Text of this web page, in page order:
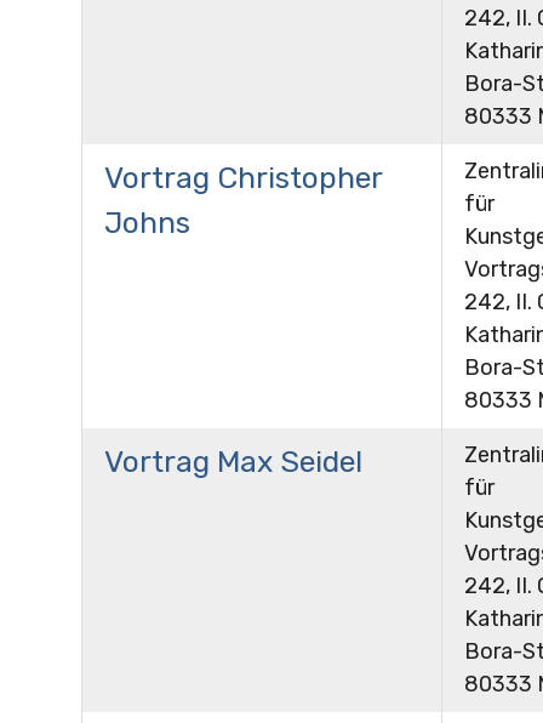
242, II.
Bora-
80333
Vortrag Christopher
Johns
für
242, II.
Bora-
80333
Vortrag Max Seidel
für
242, II.
Bora-
80333